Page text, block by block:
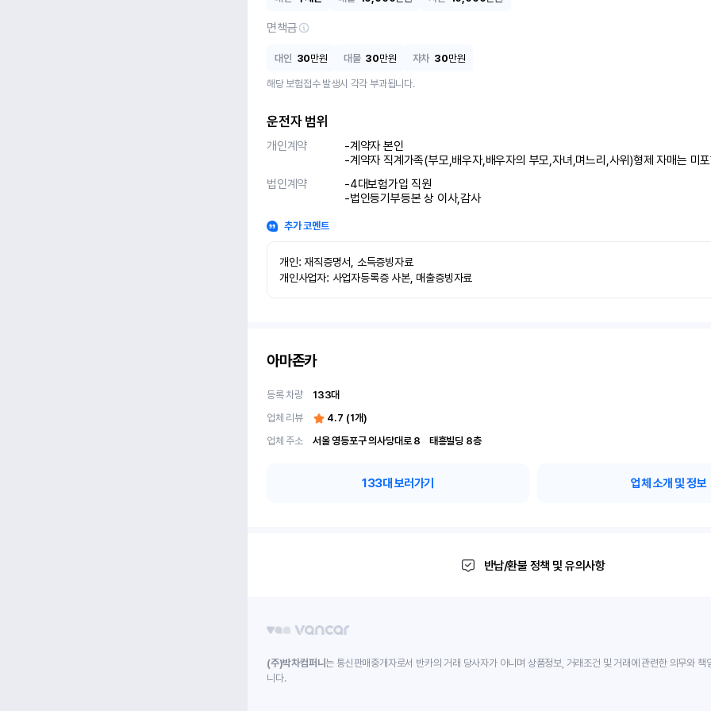
면책금
대인 30만원 대물 30만원 자차 30만원
해당 보험접수 발생시 각각 부과됩니다.
운전자 범위
개인계약
-계약자 본인
-계약자 직계가족(부모,배우자,배우자의 부모,자녀,며느리,사위)형제 자매는 미
법인계약
-4대보험가입 직원
-법인등기부등본 상 이사,감사
추가 코멘트
개인: 재직증명서, 소득증빙자료
개인사업자: 사업자등록증 사본, 매출증빙자료
아마존카
등록 차량 133대
업체 리뷰
4.7 (1개)
업체 주소
서울 영등포구 의사당대로 8	 태흥빌딩 8층
133대 보러가기 업체 소개 및 정보
반납/환불 정책 및 유의사항
(주)박차컴퍼니는 통신판매중개자로서 반카의 거래 당사자가 아니며 상품정보, 거래조건 및 거래에 관련한 의무와 책
니다.